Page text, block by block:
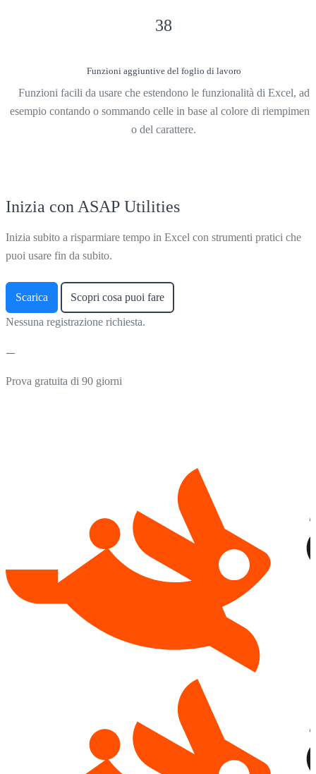
38
Funzioni aggiuntive del foglio di lavoro
Funzioni facili da usare che estendono le funzionalità di Excel, ad
esempio contando o sommando celle in base al colore di
o del carattere.
Inizia con ASAP Utilities
Inizia subito a risparmiare tempo in Excel con strumenti pratici che
puoi usare fin da subito.
Scarica Scopri cosa puoi fare
Nessuna registrazione richiesta.
Prova gratuita di 90 giorni